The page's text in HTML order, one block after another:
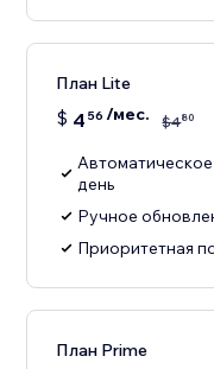
План Lite
$ 4 56 /мес. $480
день
Ручное
Приоритетная
План Prime